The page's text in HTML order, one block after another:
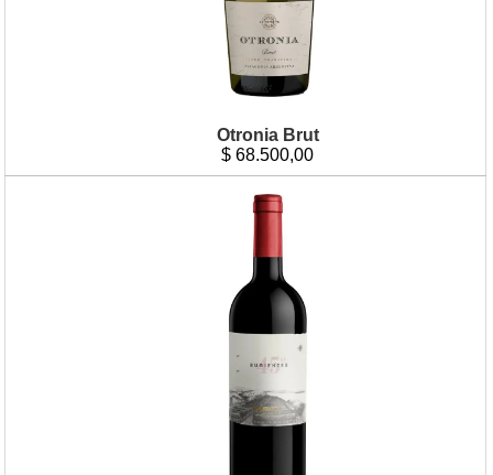
Otronia Brut
$ 68.500,00